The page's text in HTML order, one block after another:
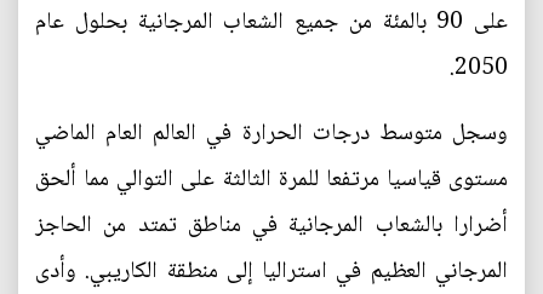
على 90 بالمئة من جميع الشعاب المرجانية بحلول عام
2050.
وسجل متوسط درجات الحرارة في العالم العام الماضي
مستوى قياسيا مرتفعا للمرة الثالثة على التوالي مما ألحق
أضرارا بالشعاب المرجانية في مناطق تمتد من الحاجز
المرجاني العظيم في استراليا إلى منطقة الكاريبي. وأدى